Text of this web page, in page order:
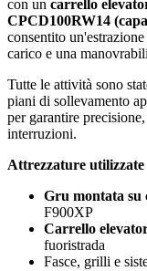
con un carrello
CPCD100RW14
consentito
carico e una
Tutte le attività sono
piani di sollevamento
per garantire
interruzioni.
Attrezzature utilizzate
Gru montata su
F900XP
Carrello
fuoristrada
Fasce, grilli e